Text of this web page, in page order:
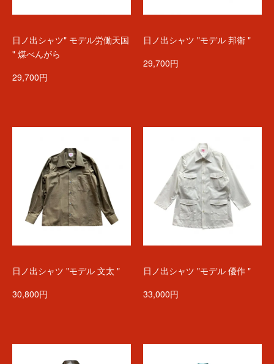
日ノ出シャツ" モデル労働天国
" 煤べんがら
29,700円
日ノ出シャツ "モデル 邦衛 "
29,700円
日ノ出シャツ "モデル 文太 "
30,800円
日ノ出シャツ "モデル 優作 "
33,000円